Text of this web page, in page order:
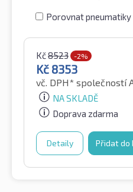
Porovnat pneumatiky
Kč8523 -2%
Kč 8353
vč. DPH* společností
NA SKLADĚ
Doprava zdarma
Detaily Přidat do